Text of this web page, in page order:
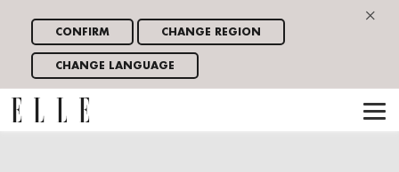
×
CONFIRM CHANGE REGION
CHANGE LANGUAGE